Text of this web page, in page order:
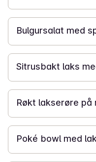
20 min
Bulgursalat med
20 min
Sitrusbakt laks
30 min
Røkt lakserøre
30 min
Poké bowl med
40 min